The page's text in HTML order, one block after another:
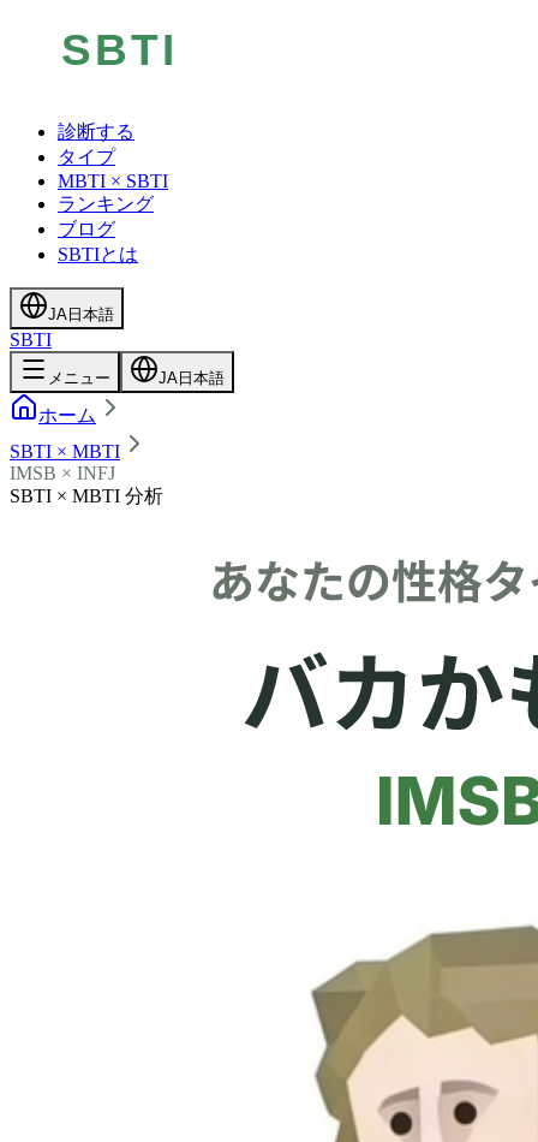
診断する
タイプ
MBTI × SBTI
ランキング
ブログ
SBTIとは
JA 日本語
SBTI
メニュー JA 日本語
ホーム
SBTI × MBTI
IMSB × INFJ
SBTI × MBTI 分析